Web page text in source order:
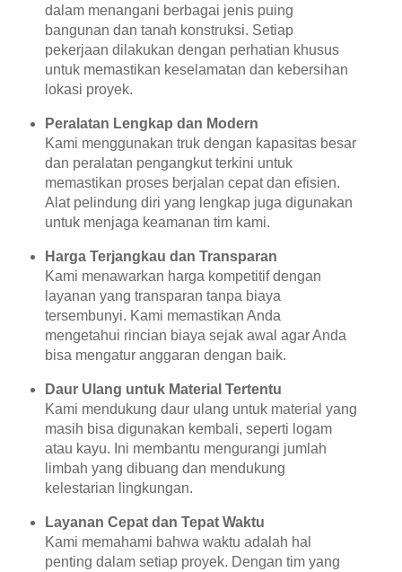
dalam menangani berbagai jenis puing
bangunan dan tanah konstruksi. Setiap
pekerjaan dilakukan dengan perhatian khusus
untuk memastikan keselamatan dan kebersihan
lokasi proyek.
Peralatan Lengkap dan Modern
Kami menggunakan truk dengan kapasitas besar
dan peralatan pengangkut terkini untuk
memastikan proses berjalan cepat dan efisien.
Alat pelindung diri yang lengkap juga digunakan
untuk menjaga keamanan tim kami.
Harga Terjangkau dan Transparan
Kami menawarkan harga kompetitif dengan
layanan yang transparan tanpa biaya
tersembunyi. Kami memastikan Anda
mengetahui rincian biaya sejak awal agar Anda
bisa mengatur anggaran dengan baik.
Daur Ulang untuk Material Tertentu
Kami mendukung daur ulang untuk material yang
masih bisa digunakan kembali, seperti logam
atau kayu. Ini membantu mengurangi jumlah
limbah yang dibuang dan mendukung
kelestarian lingkungan.
Layanan Cepat dan Tepat Waktu
Kami memahami bahwa waktu adalah hal
penting dalam setiap proyek. Dengan tim yang